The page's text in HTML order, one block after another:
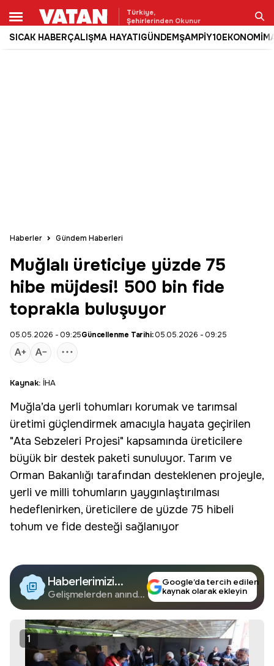
Türkiye,
Şehirlerinden Okunur
SICAK HABERÇALIŞMA HAYATIGÜNDEMŞAMPİY10EKONOMİ
Ara
Haberler Gündem Haberleri
Muğlalı üreticiye yüzde 75
hibe müjdesi! 500 bin fide
toprakla buluşuyor
05.05.2026 - 09:25Güncellenme Tarihi:05.05.2026 - 09:25
Kaynak: İHA
Muğla’da yerli tohumları korumak ve tarımsal
üretimi güçlendirmek amacıyla hayata geçirilen
"Ata Sebzeleri Projesi" kapsamında üreticilere
büyük bir destek paketi sunuluyor. Tarım ve
Orman Bakanlığı tarafından desteklenen projeyle,
yerli ve milli tohumların yaygınlaştırılması
hedeflenirken, üreticilere de yüzde 75 hibeli
tohum ve fide desteği sağlanıyor
Haberlerimizi
Google'da Takip
Edin
Gelişmelerden anında
Google’da tercih edilen
kaynak olarak ekleyin
1